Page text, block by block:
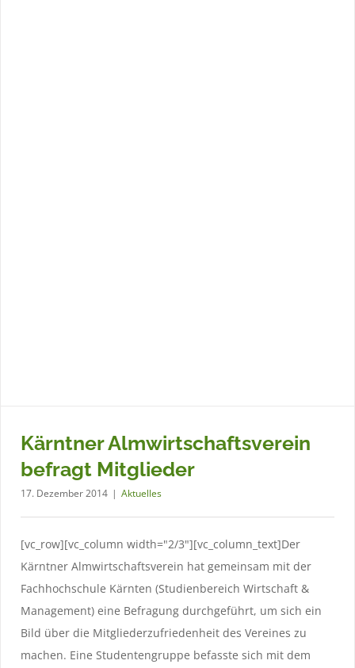
Kärntner Almwirtschaftsverein
befragt Mitglieder
17. Dezember 2014 | Aktuelles
[vc_row][vc_column width="2/3"][vc_column_text]Der
Kärntner Almwirtschaftsverein hat gemeinsam mit der
Fachhochschule Kärnten (Studienbereich Wirtschaft &
Management) eine Befragung durchgeführt, um sich ein
Bild über die Mitgliederzufriedenheit des Vereines zu
machen. Eine Studentengruppe befasste sich mit dem
auf Almen
Aktuelles